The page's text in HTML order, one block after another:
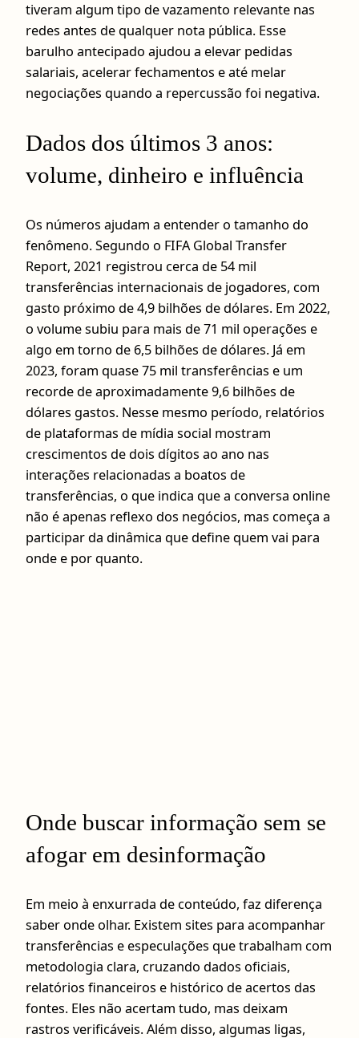
tiveram algum tipo de vazamento relevante nas
redes antes de qualquer nota pública. Esse
barulho antecipado ajudou a elevar pedidas
salariais, acelerar fechamentos e até melar
negociações quando a repercussão foi negativa.
Dados dos últimos 3 anos:
volume, dinheiro e influência
Os números ajudam a entender o tamanho do
fenômeno. Segundo o FIFA Global Transfer
Report, 2021 registrou cerca de 54 mil
transferências internacionais de jogadores, com
gasto próximo de 4,9 bilhões de dólares. Em 2022,
o volume subiu para mais de 71 mil operações e
algo em torno de 6,5 bilhões de dólares. Já em
2023, foram quase 75 mil transferências e um
recorde de aproximadamente 9,6 bilhões de
dólares gastos. Nesse mesmo período, relatórios
de plataformas de mídia social mostram
crescimentos de dois dígitos ao ano nas
interações relacionadas a boatos de
transferências, o que indica que a conversa online
não é apenas reflexo dos negócios, mas começa a
participar da dinâmica que define quem vai para
onde e por quanto.
Onde buscar informação sem se
afogar em desinformação
Em meio à enxurrada de conteúdo, faz diferença
saber onde olhar. Existem sites para acompanhar
transferências e especulações que trabalham com
metodologia clara, cruzando dados oficiais,
relatórios financeiros e histórico de acertos das
fontes. Eles não acertam tudo, mas deixam
rastros verificáveis. Além disso, algumas ligas,